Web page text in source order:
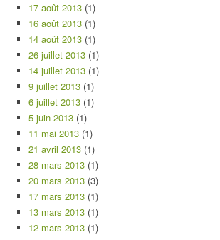
17 août 2013 (1)
16 août 2013 (1)
14 août 2013 (1)
26 juillet 2013 (1)
14 juillet 2013 (1)
9 juillet 2013 (1)
6 juillet 2013 (1)
5 juin 2013 (1)
11 mai 2013 (1)
21 avril 2013 (1)
28 mars 2013 (1)
20 mars 2013 (3)
17 mars 2013 (1)
13 mars 2013 (1)
12 mars 2013 (1)